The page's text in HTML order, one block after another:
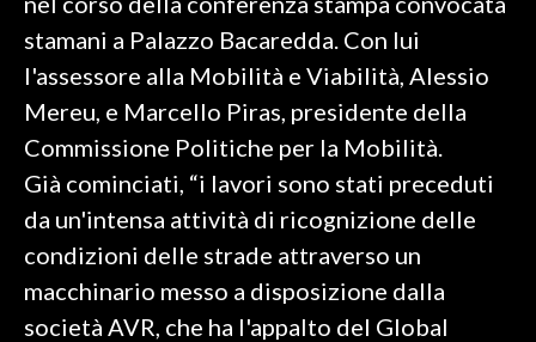
CULTURA
SPETTACOLI
SALUTE
SARDEGNA TURISMO
SARDI NEL MONDO
stamani a Palazzo Bacaredda. Con lui
l'assessore alla Mobilità e Viabilità, Alessio
Mereu, e Marcello Piras, presidente della
Commissione Politiche per la Mobilità.
Già cominciati, “i lavori sono stati preceduti
da un'intensa attività di ricognizione delle
condizioni delle strade attraverso un
macchinario messo a disposizione dalla
società AVR, che ha l'appalto del Global